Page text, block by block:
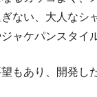
ない、大人なシ
ャケパンスタイ
もあり、開発し